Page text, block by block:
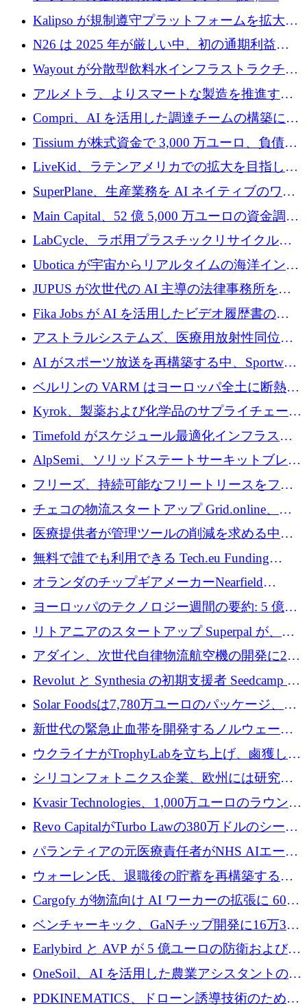
ユーロの資金調達ラウンドで合意
Kalipso が規制遵守プラットフォームを拡大す
るために 320 万ドルを調達
N26 は 2025 年が厳しい中、初の通期利益を
達成
Wayout が分散型飲料水インフラストラクチャ
プラットフォームを拡張するために 242 万ユ
ーロを調達
アルメトラ、よりスマートな製造を推進する
ためにシリーズ A で 1,630 万ユーロを確保
Compri、AI を活用した調達チームの構築に
320 万ユーロを確保
Tissium が株式資金で 3,000 万ユーロ、負債で
3,000 万ユーロを調達
LiveKid、ラテンアメリカでの拡大を目指して
Aldea を買収
SuperPlane、生産業務を AI ネイティブのワー
クフロー層に変えるために 260 万ドルを確保
Main Capital、52 億 5,000 万ユーロの資金調達
でエンタープライズ ソフトウェアの開発を倍
LabCycle、ラボ用プラスチックリサイクルシ
ステムを商業化し、焼却廃棄物を削減するた
めに43万ポンドを確保
Ubotica が宇宙からリアルタイムの海洋インテ
リジェンスを拡張するために 1,100 万ドルを
JUPUS が次世代の AI 主導の法律事務所を強
化するために 1,300 万ユーロを調達
Fika Jobs が AI を活用したビデオ履歴書のた
めに 400 万ドルを調達
アストラルシステムズ、医療用放射性同位元
素の世界的な不足に対処するために2,300万ポ
ンドを調達
AI がスポーツ放送を再構築する中、Sportway
が 2,000 万ユーロを調達
ベルリンの VARM はヨーロッパ全土に断熱材
を拡張するために 1,750 万ユーロを投資
Kyrok、製薬および化学品のサプライチェーン
に AI を導入するために 310 万ユーロを確保
Timefold がスケジュール最適化インフラスト
ラクチャを拡張するためにシリーズ A で
1,300 万ドルを調達
AlpSemi、ソリッドステートサーキットブレー
カー技術の進歩のために1,700万ユーロを調達
フリーズ、持続可能なフリートリースをフラ
ンス全土に拡大するために1,300万ユーロを確
保
チェコの物流スタートアップ Grid.online、配
送量が 1 年で 10 倍に増加し、400 万ユーロの
利益を獲得
医療提供者が管理ツールの削減を求める中、
a16z が Prosper AI を 3,000 万ドルで支援
無料で誰でも利用できる Tech.eu Funding
Explorer のご紹介
オランダのチップギアメーカーNearfield
Instrumentsが3億8,000万ドルを調達
ヨーロッパのテクノロジー週間の要約: 5 億
8,500 万ユーロを超える 60 以上のテクノロジ
ー資金調達取引
リトアニアのスタートアップ Superpal が、
Slack 内に構築された AI コワーカー プラット
フォームのために 50 万ユーロを調達
アダイン、次世代自律物流航空機の開発に250
万ユーロを確保
Revolut と Synthesia の初期支援者 Seedcamp が
3 億 2,000 万ドルを調達、米国に投資
Solar Foodsは7,780万ユーロのパッケージ、5
億ユーロの防衛および二重用途成長基金EDM
を開始、ヨーロッパのシリコンフォトニクス
に警告
新世代の緊急止血帯を開発するノルウェーの
スタートアップ企業を紹介する
ウクライナがTrophyLabを立ち上げ、鹵獲した
ロシア兵器を戦場の研究開発プラットフォー
ムに変える
シリコンフォトニクス企業、欧州には研究を
商業的に成功させるためのインフラが不足し
Kvasir Technologies、1,000万ユーロのラウンド
で成長を促進
Revo CapitalがTurbo Lawの380万ドルのシード
ラウンドを主導し、訴訟プラットフォームを
パランティアの元医療責任者がNHS AIエージ
ェントの立ち上げに1,000万ポンドを調達
ウォーレン氏、退職後の貯蓄を再構築するた
めに1,000万ユーロを調達
Cargofy が物流向け AI ワーカーの拡張に 600
万ドルを獲得
ベンチャーキック、GaNチップ開発に16万3千
ユーロでMinisaを支援
Earlybird と AVP が 5 億ユーロの防衛および二
重用途の成長基金である E2D を立ち上げる
OneSoil、AI を活用した農業アシスタントの拡
大に​​ 100 万ユーロを確保
PDKINEMATICS、ドローン誘導技術のために